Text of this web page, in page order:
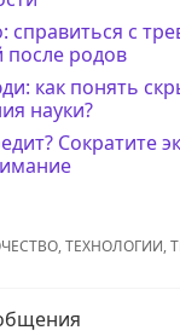
справиться с
после родов
как понять
науки?
Сократите
,ТЕХНОЛОГИИ,